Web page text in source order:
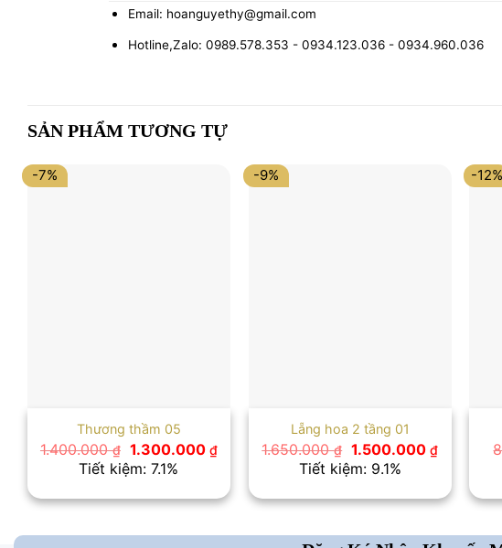
Email: hoanguyethy@gmail.com
Hotline,Zalo: 0989.578.353 - 0934.123.036 - 0934.960.036
SẢN PHẨM TƯƠNG TỰ
-7%
Thương thầm 05
1.400.000₫ Giá
gốc
là:
1.300.000 ₫Giá
hiện
là:
1.300.000 ₫.
Tiết kiệm: 7.1%
-9%
Lẵng hoa 2 tầng 01
1.650.000₫ Giá
gốc
là:
1.500.000₫Giá
là:
Tiết kiệm: 9.1%
-12%